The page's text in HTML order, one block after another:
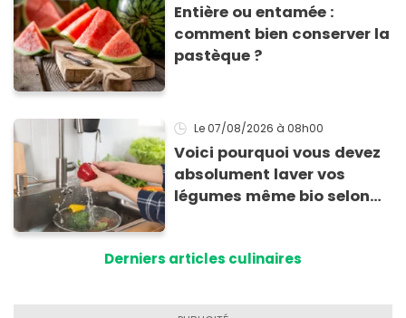
Entière ou entamée :
comment bien conserver la
pastèque ?
Le 07/08/2026 à 08h00
Voici pourquoi vous devez
absolument laver vos
légumes même bio selon
Derniers articles culinaires